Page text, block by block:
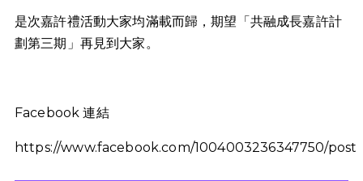
是次嘉許禮活動大家均滿載而歸，期望「共融成長嘉許計
劃第三期」再見到大家。
Facebook 連結
https://www.facebook.com/1004003236347750/